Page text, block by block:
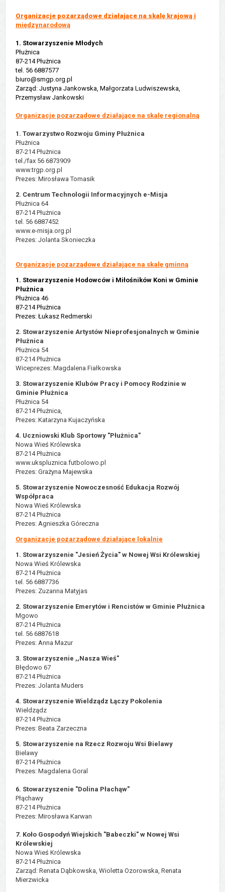
Organizacje pozarządowe działające na skalę krajową i
międzynarodową
1. Stowarzyszenie Młodych
Płużnica
87-214 Płużnica
tel. 56 6887577
biuro@smgp.org.pl
Zarząd: Justyna Jankowska, Małgorzata Ludwiszewska,
Przemysław Jankowski
Organizacje pozarządowe działające na skalę regionalną
1. Towarzystwo Rozwoju Gminy Płużnica
Płużnica
87-214 Płużnica
tel./fax 56 6873909
www.trgp.org.pl
Prezes: Mirosława Tomasik
2. Centrum Technologii Informacyjnych e-Misja
Płużnica 64
87-214 Płużnica
tel. 56 6887452
www.e-misja.org.pl
Prezes: Jolanta Skonieczka
Organizacje pozarządowe działające na skalę gminną
1. Stowarzyszenie Hodowców i Miłośników Koni w Gminie
Płużnica
Płużnica 46
87-214 Płużnica
Prezes: Łukasz Redmerski
2. Stowarzyszenie Artystów Nieprofesjonalnych w Gminie
Płużnica
Płużnica 54
87-214 Płużnica
Wiceprezes: Magdalena Fiałkowska
3. Stowarzyszenie Klubów Pracy i Pomocy Rodzinie w
Gminie Płużnica
Płużnica 54
87-214 Płużnica,
Prezes: Katarzyna Kujaczyńska
4. Uczniowski Klub Sportowy "Płużnica"
Nowa Wieś Królewska
87-214 Płużnica
www.ukspluznica.futbolowo.pl
Prezes: Grażyna Majewska
5. Stowarzyszenie Nowoczesność Edukacja Rozwój
Współpraca
Nowa Wieś Królewska
87-214 Płużnica
Prezes: Agnieszka Góreczna
Organizacje pozarządowe działające lokalnie
1. Stowarzyszenie "Jesień Życia" w Nowej Wsi Królewskiej
Nowa Wieś Królewska
87-214 Płużnica
tel. 56 6887736
Prezes: Zuzanna Matyjas
2. Stowarzyszenie Emerytów i Rencistów w Gminie Płużnica
Mgowo
87-214 Płużnica
tel. 56 6887618
Prezes: Anna Mazur
3. Stowarzyszenie ,,Nasza Wieś"
Błędowo 67
87-214 Płużnica
Prezes: Jolanta Muders
4. Stowarzyszenie Wieldządz Łączy Pokolenia
Wieldządz
87-214 Płużnica
Prezes: Beata Zarzeczna
5. Stowarzyszenie na Rzecz Rozwoju Wsi Bielawy
Bielawy
87-214 Płużnica
Prezes: Magdalena Goral
6. Stowarzyszenie "Dolina Płachąw"
Płąchawy
87-214 Płużnica
Prezes: Mirosława Karwan
7. Koło Gospodyń Wiejskich "Babeczki" w Nowej Wsi
Królewskiej
Nowa Wieś Królewska
87-214 Płużnica
Zarząd: Renata Dąbkowska, Wioletta Ozorowska, Renata
Mierzwicka